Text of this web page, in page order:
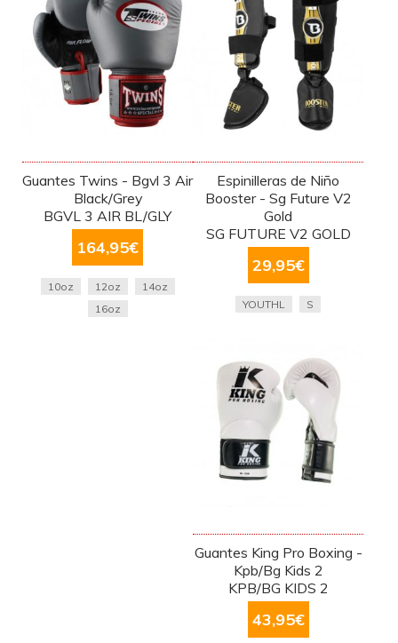
Guantes Twins - Bgvl 3 Air
Black/Grey
BGVL 3 AIR BL/GLY
164,95€
10oz 12oz
14oz
16oz
Espinilleras de Niño
Booster - Sg Future V2
Gold
SG FUTURE V2 GOLD
29,95€
YOUTHL S
Guantes King Pro Boxing -
Kpb/Bg Kids 2
KPB/BG KIDS 2
43,95€